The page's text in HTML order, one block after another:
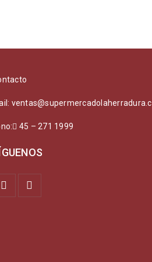
ventas@supermercadolaherradura.cl
45 – 271 1999